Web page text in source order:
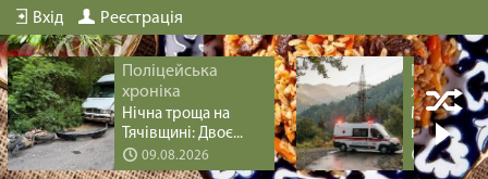
Вхід Реєстрація
Поліцейська
хроніка
Нічна троща на
Тячівщині: Двоє...
09.08.2026
хроніка
Медична
на